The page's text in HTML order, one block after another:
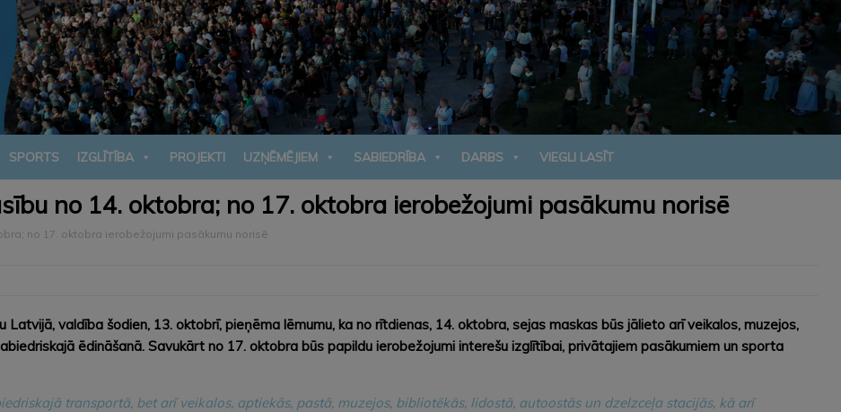
SPORTS IZGLĪTĪBA PROJEKTI UZŅĒMĒJIEM SABIEDRĪBA DARBS VIEGLI LASĪT
no 14. oktobra; no 17. oktobra ierobežojumi pasākumu norisē
no 17. oktobra ierobežojumi pasākumu norisē
valdība šodien, 13. oktobrī, pieņēma lēmumu, ka no rītdienas, 14. oktobra, sejas maskas būs jālieto arī veikalos, muzejos,
ēdināšanā. Savukārt no 17. oktobra būs papildu ierobežojumi interešu izglītībai, privātajiem pasākumiem un sporta
transportā, bet arī veikalos, aptiekās, pastā, muzejos, bibliotēkās, lidostā, autoostās un dzelzceļa stacijās, kā arī